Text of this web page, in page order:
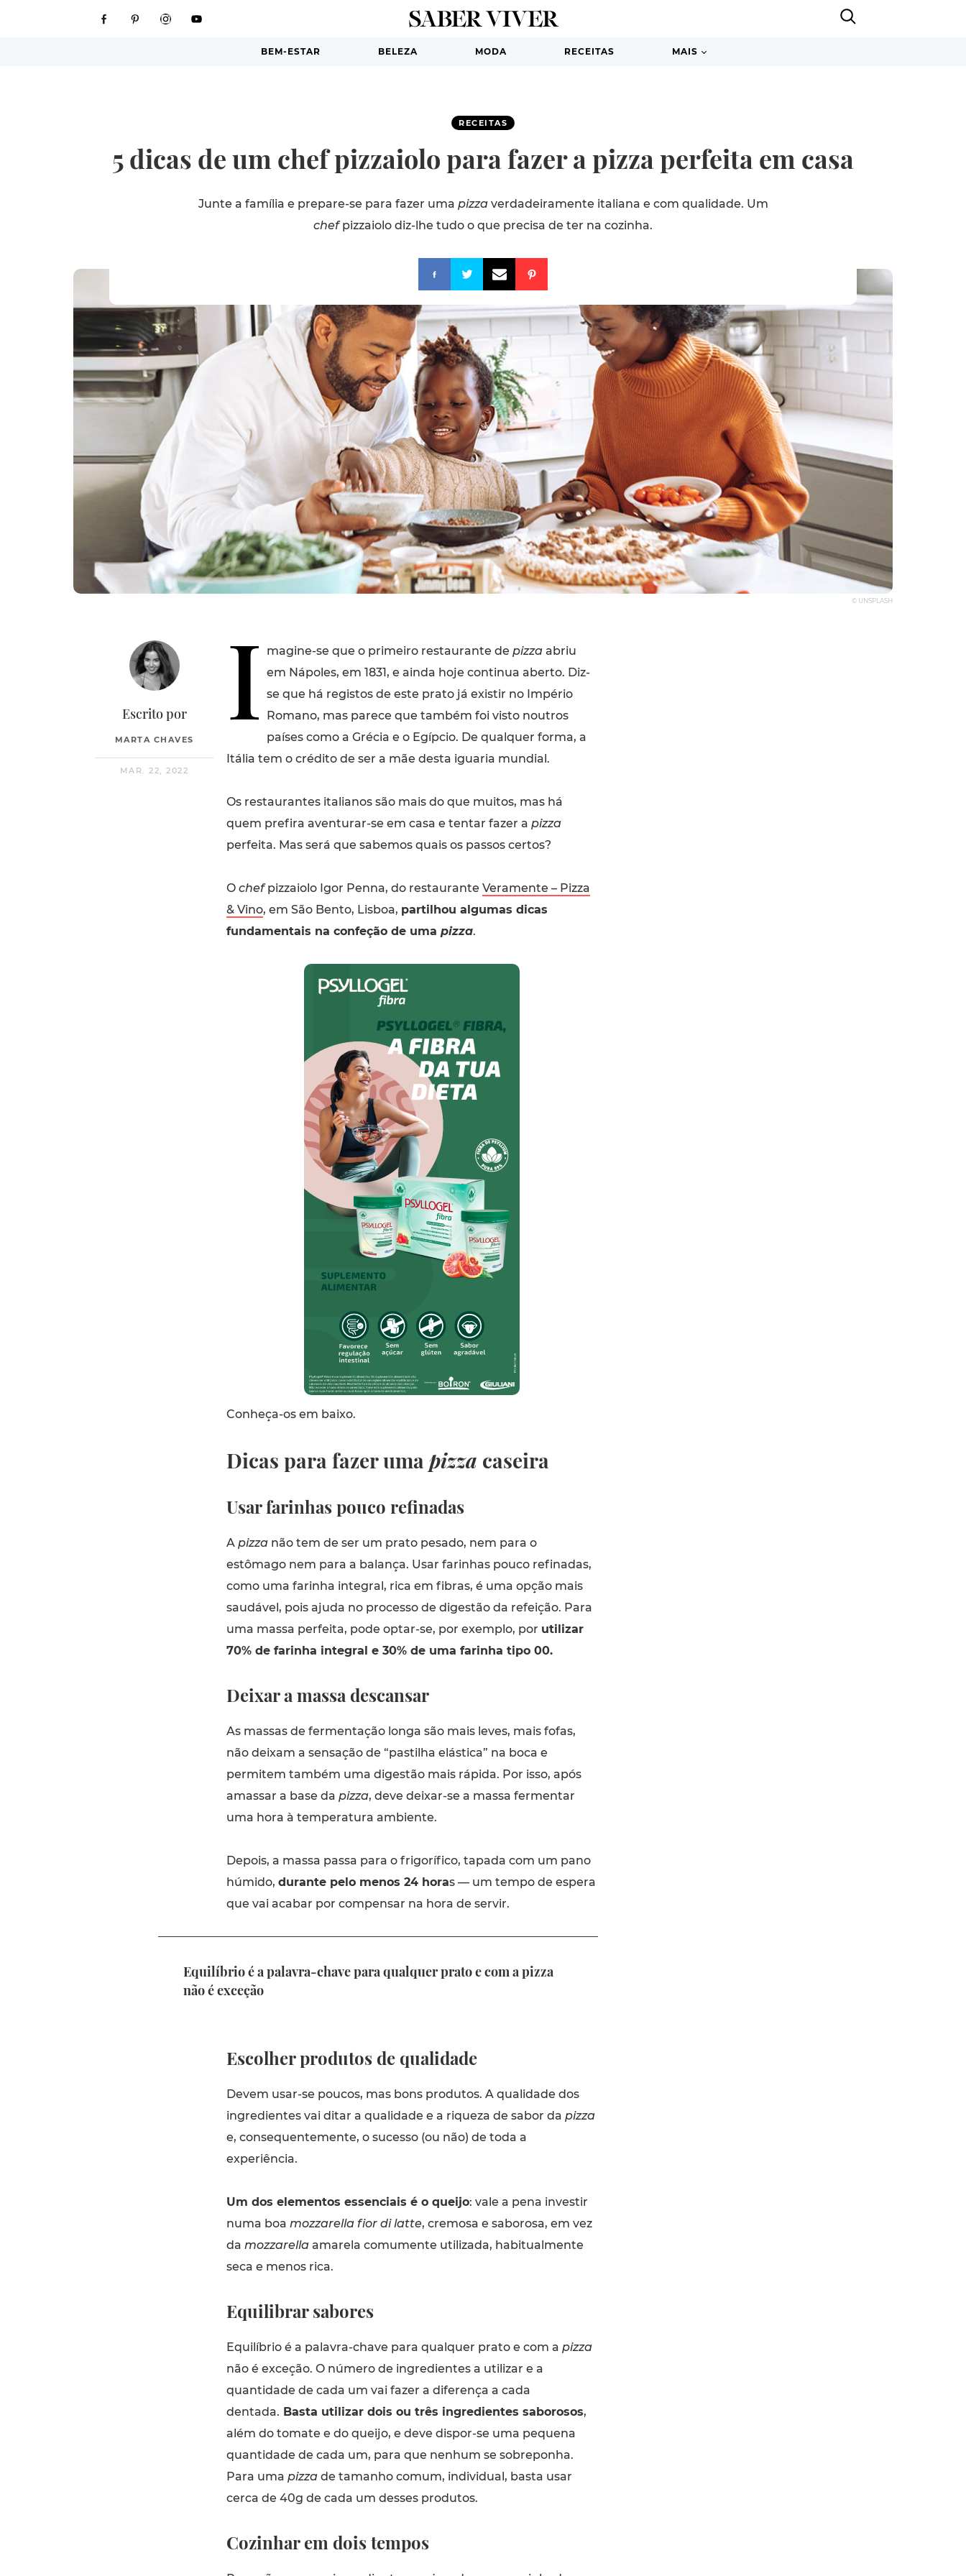
BEM-ESTAR BELEZA MODA RECEITAS MAIS
RECEITAS
5 dicas de um chef pizzaiolo para fazer a pizza perfeita em casa
Junte a família e prepare-se para fazer uma pizzaverdadeiramente italiana e com qualidade. Um
chefpizzaiolo diz-lhe tudo o que precisa de ter na cozinha.
© UNSPLASH
Escrito por
MARTA CHAVES
MAR. 22, 2022
I magine-se que o primeiro restaurante de pizzaabriu
em Nápoles, em 1831, e ainda hoje continua aberto. Diz-
se que há registos de este prato já existir no Império
Romano, mas parece que também foi visto noutros
países como a Grécia e o Egípcio. De qualquer forma, a
Itália tem o crédito de ser a mãe desta iguaria mundial.
Os restaurantes italianos são mais do que muitos, mas há
quem prefira aventurar-se em casa e tentar fazer a pizza
perfeita. Mas será que sabemos quais os passos certos?
Ochefpizzaiolo Igor Penna, do restaurante Veramente – Pizza
& Vino, em São Bento, Lisboa, partilhou algumas dicas
fundamentais na confeção de uma pizza.
Conheça-os em baixo.
Dicas para fazer umapizza caseira
Usar farinhas pouco refinadas
A pizzanão tem de ser um prato pesado, nem para o
estômago nem para a balança. Usar farinhas pouco refinadas,
como uma farinha integral, rica em fibras, é uma opção mais
saudável, pois ajuda no processo de digestão da refeição. Para
uma massa perfeita, pode optar-se, por exemplo, por utilizar
70% de farinha integral e 30% de uma farinha tipo 00.
Deixar a massa descansar
As massas de fermentação longa são mais leves, mais fofas,
não deixam a sensação de “pastilha elástica” na boca e
permitem também uma digestão mais rápida. Por isso, após
amassar a base da pizza, deve deixar-se a massa fermentar
uma hora à temperatura ambiente.
Depois, a massa passa para o frigorífico, tapada com um pano
húmido, durante pelo menos 24 horas — um tempo de espera
que vai acabar por compensar na hora de servir.
Equilíbrio é a palavra-chave para qualquer prato e com a pizza
não é exceção
Escolher produtos de qualidade
Devem usar-se poucos, mas bons produtos. A qualidade dos
ingredientes vai ditar a qualidade e a riqueza de sabor da pizza
e, consequentemente, o sucesso (ou não) de toda a
experiência.
Um dos elementos essenciais é o queijo: vale a pena investir
numa boa mozzarella fior di latte, cremosa e saborosa, em vez
da mozzarellaamarela comumente utilizada, habitualmente
seca e menos rica.
Equilibrar sabores
Equilíbrio é a palavra-chave para qualquer prato e com a pizza
não é exceção. O número de ingredientes a utilizar e a
quantidade de cada um vai fazer a diferença a cada
dentada. Basta utilizar dois ou três ingredientes saborosos,
além do tomate e do queijo, e deve dispor-se uma pequena
quantidade de cada um, para que nenhum se sobreponha.
Para uma pizzade tamanho comum, individual, basta usar
cerca de 40g de cada um desses produtos.
Cozinhar em dois tempos